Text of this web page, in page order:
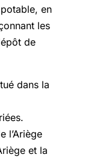
en
les
de
dans la
l’Ariège
et la